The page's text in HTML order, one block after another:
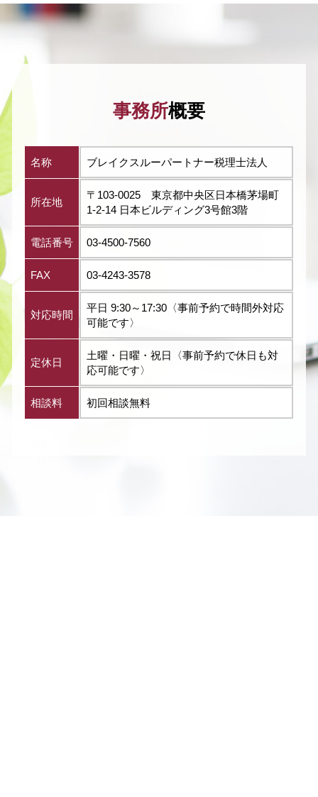
事務所概要
名称 ブレイクスルーパートナー税理士法人
所在地
〒103-0025 東京都中央区日本橋茅場町
1-2-14 日本ビルディング3号館3階
電話番号 03-4500-7560
FAX 03-4243-3578
対応時間
平日 9:30～17:30〈事前予約で時間外対応
可能です〉
定休日
土曜・日曜・祝日〈事前予約で休日も対
応可能です〉
相談料 初回相談無料